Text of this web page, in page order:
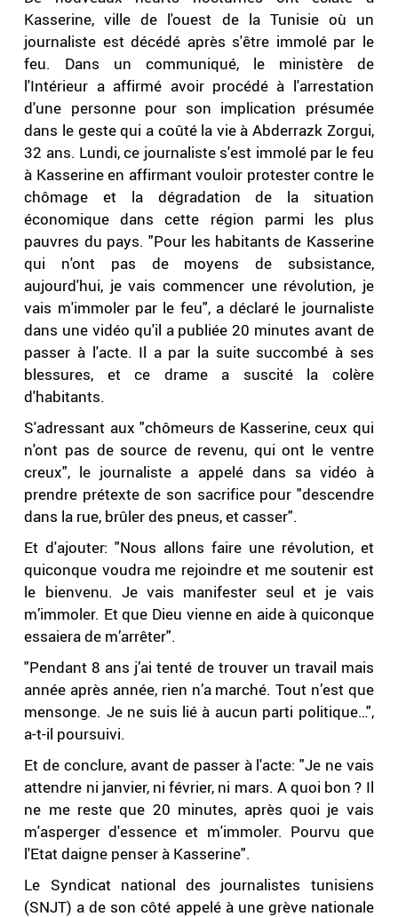
Kasserine, ville de l'ouest de la Tunisie où un
journaliste est décédé après s'être immolé par le
feu. Dans un communiqué, le ministère de
l'Intérieur a affirmé avoir procédé à l'arrestation
d'une personne pour son implication présumée
dans le geste qui a coûté la vie à Abderrazk Zorgui,
32 ans. Lundi, ce journaliste s'est immolé par le feu
à Kasserine en affirmant vouloir protester contre le
chômage et la dégradation de la situation
économique dans cette région parmi les plus
pauvres du pays. "Pour les habitants de Kasserine
qui n'ont pas de moyens de subsistance,
aujourd'hui, je vais commencer une révolution, je
vais m'immoler par le feu", a déclaré le journaliste
dans une vidéo qu'il a publiée 20 minutes avant de
passer à l'acte. Il a par la suite succombé à ses
blessures, et ce drame a suscité la colère
d'habitants.
S'adressant aux "chômeurs de Kasserine, ceux qui
n'ont pas de source de revenu, qui ont le ventre
creux", le journaliste a appelé dans sa vidéo à
prendre prétexte de son sacrifice pour "descendre
dans la rue, brûler des pneus, et casser".
Et d'ajouter: "Nous allons faire une révolution, et
quiconque voudra me rejoindre et me soutenir est
le bienvenu. Je vais manifester seul et je vais
m’immoler. Et que Dieu vienne en aide à quiconque
essaiera de m’arrêter".
"Pendant 8 ans j’ai tenté de trouver un travail mais
année après année, rien n’a marché. Tout n’est que
mensonge. Je ne suis lié à aucun parti politique…",
a-t-il poursuivi.
Et de conclure, avant de passer à l'acte: "Je ne vais
attendre ni janvier, ni février, ni mars. A quoi bon ? Il
ne me reste que 20 minutes, après quoi je vais
m'asperger d'essence et m'immoler. Pourvu que
l'Etat daigne penser à Kasserine".
Le Syndicat national des journalistes tunisiens
(SNJT) a de son côté appelé à une grève nationale